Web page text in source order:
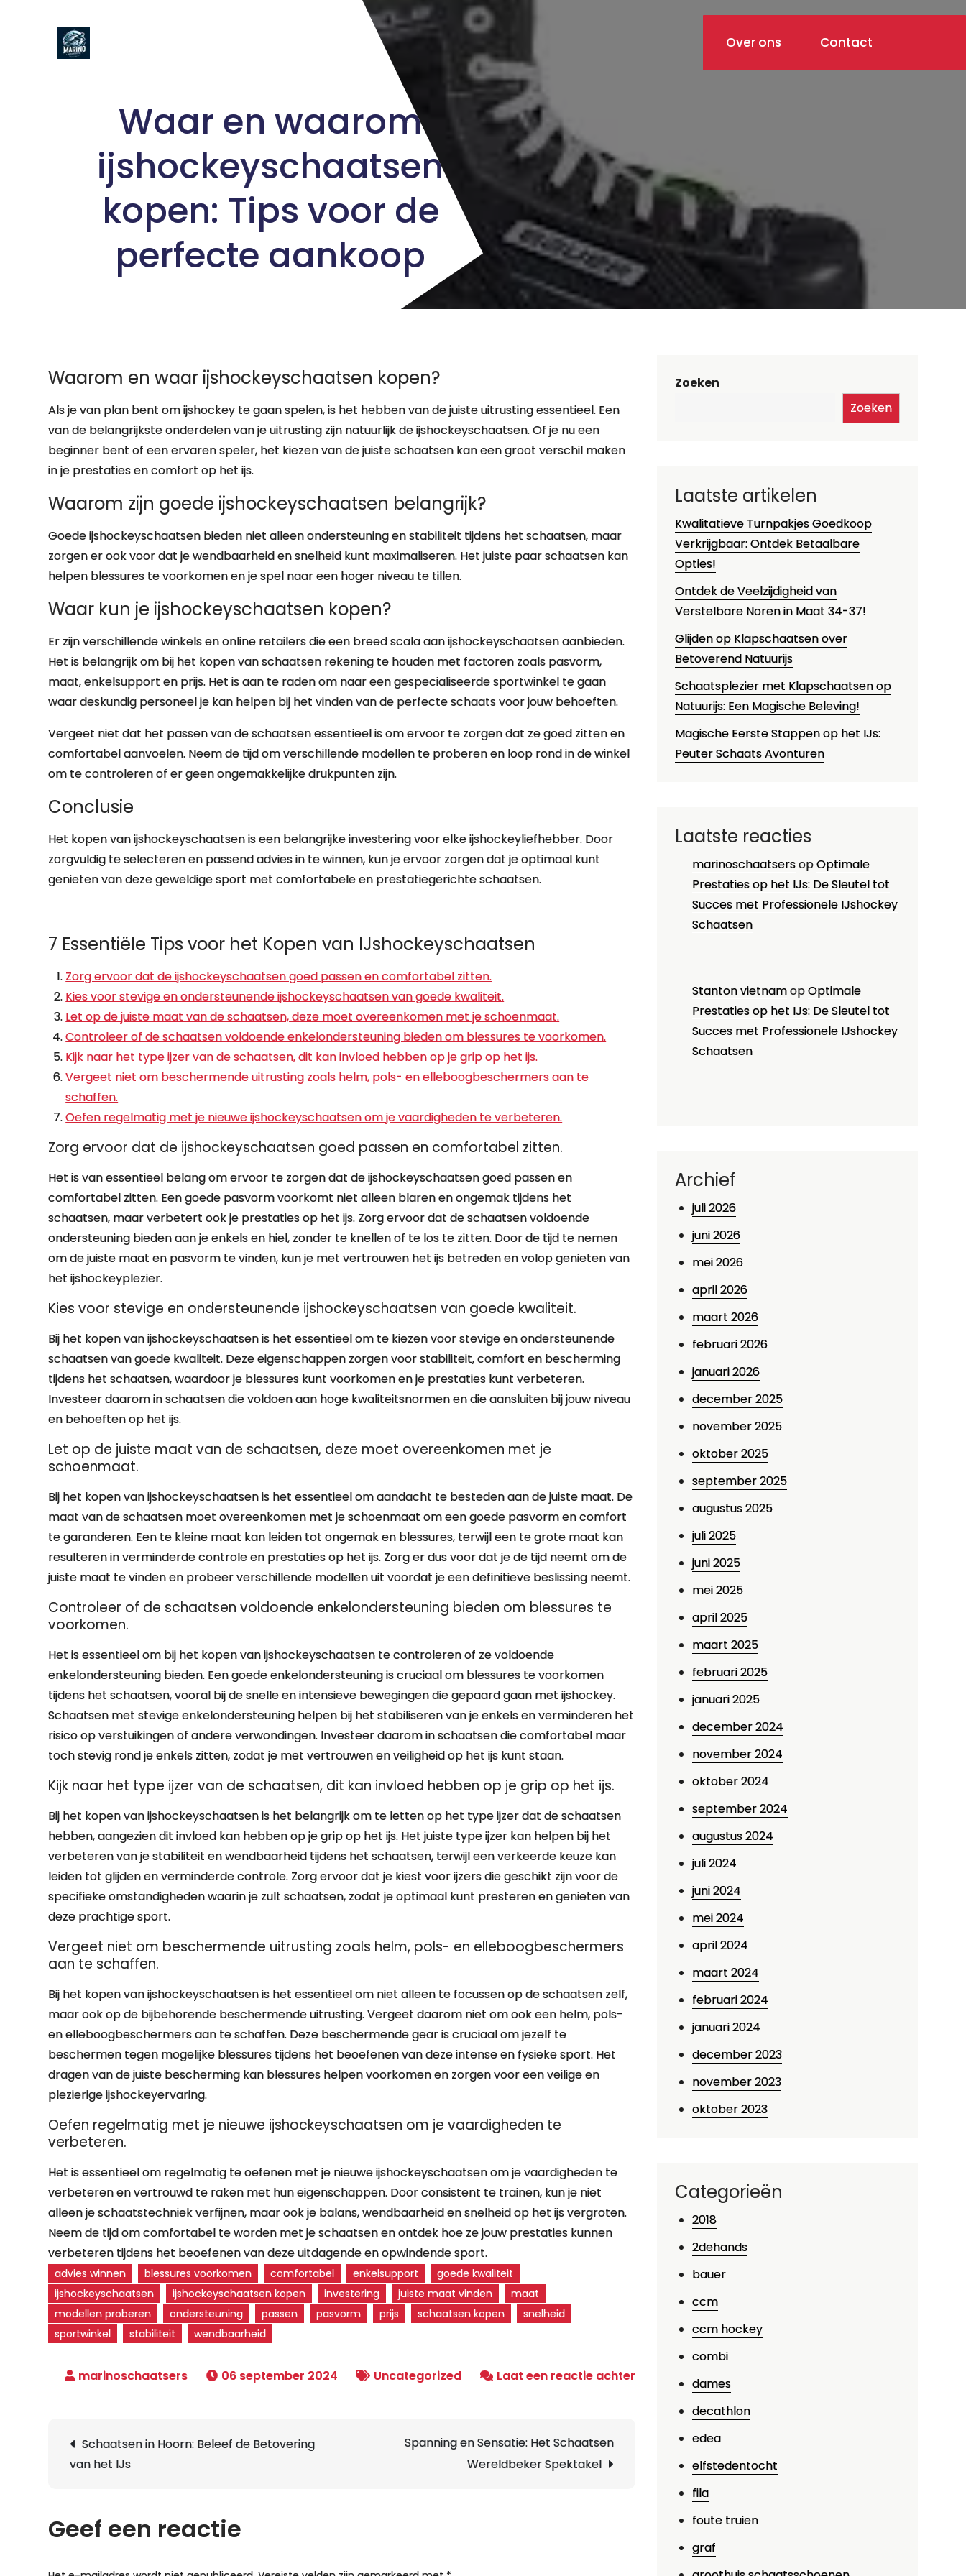
Over ons Contact
Waar en waarom
ijshockeyschaatsen
kopen: Tips voor de
perfecte aankoop
Waarom en waar ijshockeyschaatsen kopen?
Als je van plan bent om ijshockey te gaan spelen, is het hebben van de juiste uitrusting essentieel. Een
van de belangrijkste onderdelen van je uitrusting zijn natuurlijk de ijshockeyschaatsen. Of je nu een
beginner bent of een ervaren speler, het kiezen van de juiste schaatsen kan een groot verschil maken
in je prestaties en comfort op het ijs.
Waarom zijn goede ijshockeyschaatsen belangrijk?
Goede ijshockeyschaatsen bieden niet alleen ondersteuning en stabiliteit tijdens het schaatsen, maar
zorgen er ook voor dat je wendbaarheid en snelheid kunt maximaliseren. Het juiste paar schaatsen kan
helpen blessures te voorkomen en je spel naar een hoger niveau te tillen.
Waar kun je ijshockeyschaatsen kopen?
Er zijn verschillende winkels en online retailers die een breed scala aan ijshockeyschaatsen aanbieden.
Het is belangrijk om bij het kopen van schaatsen rekening te houden met factoren zoals pasvorm,
maat, enkelsupport en prijs. Het is aan te raden om naar een gespecialiseerde sportwinkel te gaan
waar deskundig personeel je kan helpen bij het vinden van de perfecte schaats voor jouw behoeften.
Vergeet niet dat het passen van de schaatsen essentieel is om ervoor te zorgen dat ze goed zitten en
comfortabel aanvoelen. Neem de tijd om verschillende modellen te proberen en loop rond in de winkel
om te controleren of er geen ongemakkelijke drukpunten zijn.
Conclusie
Het kopen van ijshockeyschaatsen is een belangrijke investering voor elke ijshockeyliefhebber. Door
zorgvuldig te selecteren en passend advies in te winnen, kun je ervoor zorgen dat je optimaal kunt
genieten van deze geweldige sport met comfortabele en prestatiegerichte schaatsen.
7 Essentiële Tips voor het Kopen van IJshockeyschaatsen
Zorg ervoor dat de ijshockeyschaatsen goed passen en comfortabel zitten.
Kies voor stevige en ondersteunende ijshockeyschaatsen van goede kwaliteit.
Let op de juiste maat van de schaatsen, deze moet overeenkomen met je schoenmaat.
Controleer of de schaatsen voldoende enkelondersteuning bieden om blessures te voorkomen.
Kijk naar het type ijzer van de schaatsen, dit kan invloed hebben op je grip op het ijs.
Vergeet niet om beschermende uitrusting zoals helm, pols- en elleboogbeschermers aan te
schaffen.
Oefen regelmatig met je nieuwe ijshockeyschaatsen om je vaardigheden te verbeteren.
Zorg ervoor dat de ijshockeyschaatsen goed passen en comfortabel zitten.
Het is van essentieel belang om ervoor te zorgen dat de ijshockeyschaatsen goed passen en
comfortabel zitten. Een goede pasvorm voorkomt niet alleen blaren en ongemak tijdens het
schaatsen, maar verbetert ook je prestaties op het ijs. Zorg ervoor dat de schaatsen voldoende
ondersteuning bieden aan je enkels en hiel, zonder te knellen of te los te zitten. Door de tijd te nemen
om de juiste maat en pasvorm te vinden, kun je met vertrouwen het ijs betreden en volop genieten van
het ijshockeyplezier.
Kies voor stevige en ondersteunende ijshockeyschaatsen van goede kwaliteit.
Bij het kopen van ijshockeyschaatsen is het essentieel om te kiezen voor stevige en ondersteunende
schaatsen van goede kwaliteit. Deze eigenschappen zorgen voor stabiliteit, comfort en bescherming
tijdens het schaatsen, waardoor je blessures kunt voorkomen en je prestaties kunt verbeteren.
Investeer daarom in schaatsen die voldoen aan hoge kwaliteitsnormen en die aansluiten bij jouw niveau
en behoeften op het ijs.
Let op de juiste maat van de schaatsen, deze moet overeenkomen met je
schoenmaat.
Bij het kopen van ijshockeyschaatsen is het essentieel om aandacht te besteden aan de juiste maat. De
maat van de schaatsen moet overeenkomen met je schoenmaat om een goede pasvorm en comfort
te garanderen. Een te kleine maat kan leiden tot ongemak en blessures, terwijl een te grote maat kan
resulteren in verminderde controle en prestaties op het ijs. Zorg er dus voor dat je de tijd neemt om de
juiste maat te vinden en probeer verschillende modellen uit voordat je een definitieve beslissing neemt.
Controleer of de schaatsen voldoende enkelondersteuning bieden om blessures te
voorkomen.
Het is essentieel om bij het kopen van ijshockeyschaatsen te controleren of ze voldoende
enkelondersteuning bieden. Een goede enkelondersteuning is cruciaal om blessures te voorkomen
tijdens het schaatsen, vooral bij de snelle en intensieve bewegingen die gepaard gaan met ijshockey.
Schaatsen met stevige enkelondersteuning helpen bij het stabiliseren van je enkels en verminderen het
risico op verstuikingen of andere verwondingen. Investeer daarom in schaatsen die comfortabel maar
toch stevig rond je enkels zitten, zodat je met vertrouwen en veiligheid op het ijs kunt staan.
Kijk naar het type ijzer van de schaatsen, dit kan invloed hebben op je grip op het ijs.
Bij het kopen van ijshockeyschaatsen is het belangrijk om te letten op het type ijzer dat de schaatsen
hebben, aangezien dit invloed kan hebben op je grip op het ijs. Het juiste type ijzer kan helpen bij het
verbeteren van je stabiliteit en wendbaarheid tijdens het schaatsen, terwijl een verkeerde keuze kan
leiden tot glijden en verminderde controle. Zorg ervoor dat je kiest voor ijzers die geschikt zijn voor de
specifieke omstandigheden waarin je zult schaatsen, zodat je optimaal kunt presteren en genieten van
deze prachtige sport.
Vergeet niet om beschermende uitrusting zoals helm, pols- en elleboogbeschermers
aan te schaffen.
Bij het kopen van ijshockeyschaatsen is het essentieel om niet alleen te focussen op de schaatsen zelf,
maar ook op de bijbehorende beschermende uitrusting. Vergeet daarom niet om ook een helm, pols-
en elleboogbeschermers aan te schaffen. Deze beschermende gear is cruciaal om jezelf te
beschermen tegen mogelijke blessures tijdens het beoefenen van deze intense en fysieke sport. Het
dragen van de juiste bescherming kan blessures helpen voorkomen en zorgen voor een veilige en
plezierige ijshockeyervaring.
Oefen regelmatig met je nieuwe ijshockeyschaatsen om je vaardigheden te
verbeteren.
Het is essentieel om regelmatig te oefenen met je nieuwe ijshockeyschaatsen om je vaardigheden te
verbeteren en vertrouwd te raken met hun eigenschappen. Door consistent te trainen, kun je niet
alleen je schaatstechniek verfijnen, maar ook je balans, wendbaarheid en snelheid op het ijs vergroten.
Neem de tijd om comfortabel te worden met je schaatsen en ontdek hoe ze jouw prestaties kunnen
verbeteren tijdens het beoefenen van deze uitdagende en opwindende sport.
advies winnen blessures voorkomen comfortabel enkelsupport
goede kwaliteit
ijshockeyschaatsen
ijshockeyschaatsen kopen investering juiste maat vinden
maat
modellen proberen
ondersteuning passen pasvorm prijs schaatsen kopen
snelheid
sportwinkel
stabiliteit wendbaarheid
06 september 2024 Uncategorized Laat een reactie achterop
waarom
perfecte
Berichtnavigatie
Schaatsen in Hoorn: Beleef de Betovering
van het IJs
Spanning en Sensatie: Het Schaatsen
Wereldbeker Spektakel
Geef een reactie
Zoeken
Zoeken
Laatste artikelen
Kwalitatieve Turnpakjes Goedkoop
Verkrijgbaar: Ontdek Betaalbare
Opties!
Ontdek de Veelzijdigheid van
Verstelbare Noren in Maat 34-37!
Glijden op Klapschaatsen over
Betoverend Natuurijs
Schaatsplezier met Klapschaatsen op
Natuurijs: Een Magische Beleving!
Magische Eerste Stappen op het IJs:
Peuter Schaats Avonturen
Laatste reacties
marinoschaatsersopOptimale
Prestaties op het IJs: De Sleutel tot
Succes met Professionele IJshockey
Schaatsen
Stanton vietnamopOptimale
Prestaties op het IJs: De Sleutel tot
Succes met Professionele IJshockey
Schaatsen
Archief
juli 2026
juni 2026
mei 2026
april 2026
maart 2026
februari 2026
januari 2026
december 2025
november 2025
oktober 2025
september 2025
augustus 2025
juli 2025
juni 2025
mei 2025
april 2025
maart 2025
februari 2025
januari 2025
december 2024
november 2024
oktober 2024
september 2024
augustus 2024
juli 2024
juni 2024
mei 2024
april 2024
maart 2024
februari 2024
januari 2024
december 2023
november 2023
oktober 2023
Categorieën
2018
2dehands
bauer
ccm
ccm hockey
combi
dames
decathlon
edea
elfstedentocht
fila
foute truien
graf